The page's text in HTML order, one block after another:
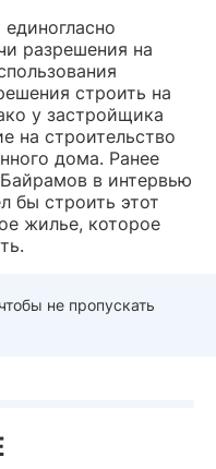
разрешения на
строить на
у застройщика
на строительство
дома. Ранее
в интервью
бы строить этот
жилье, которое
не пропускать